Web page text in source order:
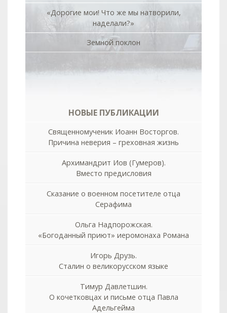
«Дорогие мои! Что же мы натворили,
наделали?»
Земной поклон
НОВЫЕ ПУБЛИКАЦИИ
Священномученик Иоанн Восторгов.
Причина неверия – греховная жизнь
Архимандрит Иов (Гумеров).
Вместо предисловия
Сказание о военном посетителе отца
Серафима
Ольга Надпорожская.
«Богоданный приют» иеромонаха Романа
Игорь Друзь.
Сталин о великорусском языке
Тимур Давлетшин.
О кочетковцах и письме отца Павла
Адельгейма